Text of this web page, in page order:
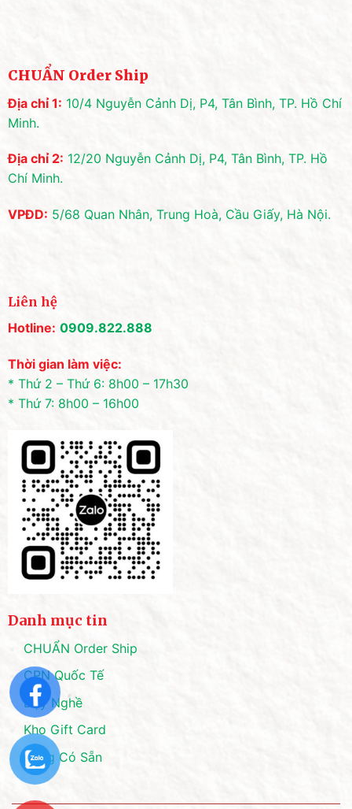
CHUẨN Order Ship
Địa chỉ 1: 10/4 Nguyễn Cảnh Dị, P4, Tân Bình, TP. Hồ Chí
Minh.
Địa chỉ 2: 12/20 Nguyễn Cảnh Dị, P4, Tân Bình, TP. Hồ
Chí Minh.
VPĐD: 5/68 Quan Nhân, Trung Hoà, Cầu Giấy, Hà Nội.
Liên hệ
Hotline: 0909.822.888
Thời gian làm việc:
* Thứ 2 – Thứ 6: 8h00 – 17h30
* Thứ 7: 8h00 – 16h00
Danh mục tin
CHUẨN Order Ship
CPN Quốc Tế
Dạy Nghề
Kho Gift Card
Hàng Có Sẵn